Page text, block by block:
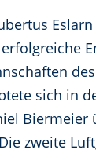
sich in
zweite